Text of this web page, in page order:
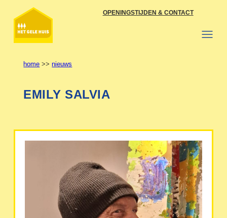
naar
inhoud
OPENINGSTIJDEN & CONTACT
home >>nieuws
EMILY SALVIA